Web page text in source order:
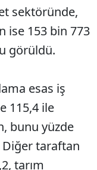
sektöründe,
ise 153 bin 773
görüldü.
esas iş
115,4 ile
bunu yüzde
Diğer taraftan
tarım